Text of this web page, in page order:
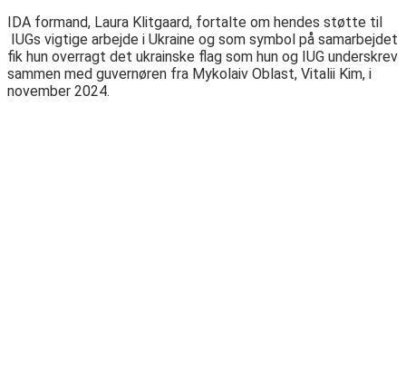
IDA formand, Laura Klitgaard, fortalte om hendes støtte til
IUGs vigtige arbejde i Ukraine og som symbol på samarbejdet
fik hun overragt det ukrainske flag som hun og IUG underskrev
sammen med guvernøren fra Mykolaiv Oblast, Vitalii Kim, i
november 2024.